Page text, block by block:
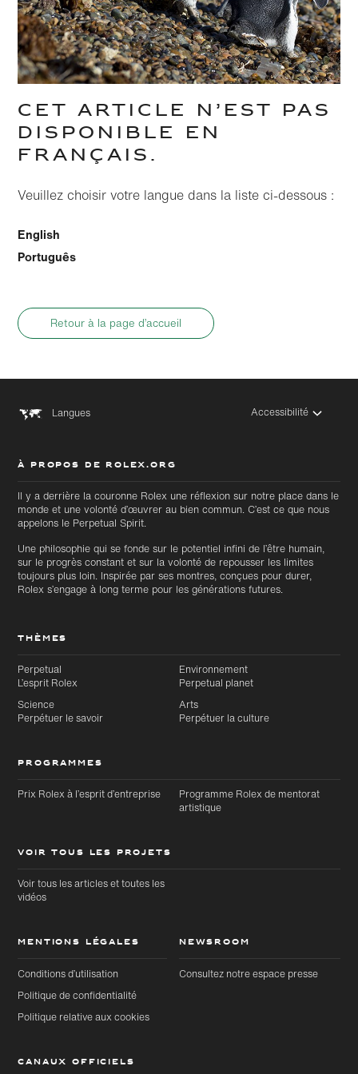
CET ARTICLE N’EST PAS
DISPONIBLE EN
FRANÇAIS.
Veuillez choisir votre langue dans la liste ci-dessous :
English
Português
Retour à la page d’accueil
Langues Accessibilité
À PROPOS DE ROLEX.ORG
Il y a derrière la couronne Rolex une réflexion sur notre place dans le
monde et une volonté d’œuvrer au bien commun. C’est ce que nous
appelons le Perpetual Spirit.
Une philosophie qui se fonde sur le potentiel infini de l’être humain,
sur le progrès constant et sur la volonté de repousser les limites
toujours plus loin. Inspirée par ses montres, conçues pour durer,
Rolex s’engage à long terme pour les générations futures.
THÈMES
Perpetual
L’esprit Rolex
Environnement
Perpetual planet
Science
Perpétuer le savoir
Arts
Perpétuer la culture
PROGRAMMES
Prix Rolex à l’esprit d’entreprise
Programme Rolex de mentorat
artistique
VOIR TOUS LES PROJETS
Voir tous les articles et toutes les
vidéos
MENTIONS LÉGALES
Conditions d’utilisation
Politique de confidentialité
Politique relative aux cookies
NEWSROOM
Consultez notre espace presse
CANAUX OFFICIELS